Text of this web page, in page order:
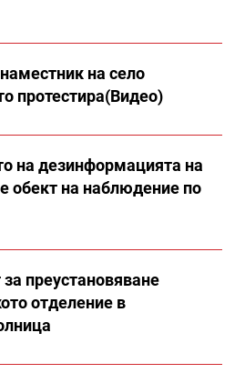
на село
протестира(Видео)
на дезинформацията на
обект на наблюдение по
преустановяване
отделение в